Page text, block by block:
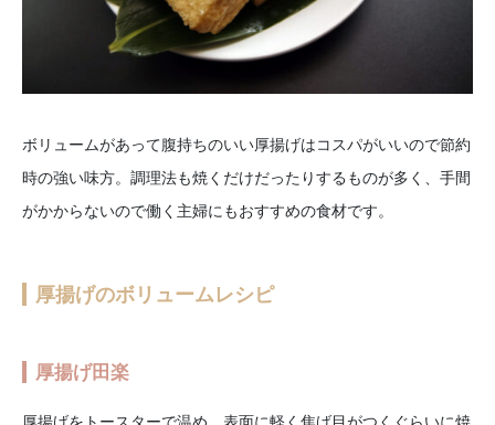
ボリュームがあって腹持ちのいい厚揚げはコスパがいいので節約
時の強い味方。調理法も焼くだけだったりするものが多く、手間
がかからないので働く主婦にもおすすめの食材です。
厚揚げのボリュームレシピ
厚揚げ田楽
厚揚げをトースターで温め、表面に軽く焦げ目がつくぐらいに焼